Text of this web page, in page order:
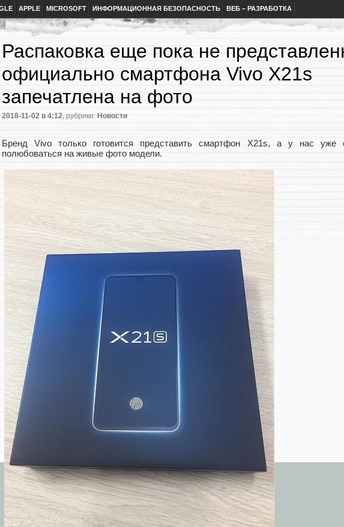
APPLE MICROSOFT ИНФОРМАЦИОННАЯ БЕЗОПАСНОСТЬ ВЕБ – РАЗРАБОТКА
Распаковка еще пока не
официально смартфона Vivo X21s
запечатлена на фото
2018-11-02 в 4:12, рубрики: Новости
Бренд Vivo только готовится представить смартфон X21s, а у нас уже
полюбоваться на живые фото модели.